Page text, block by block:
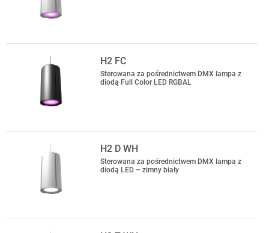
H2 FC
Sterowana za pośrednictwem DMX lampa z
diodą Full Color LED RGBAL
H2 D WH
Sterowana za pośrednictwem DMX lampa z
diodą LED – zimny biały